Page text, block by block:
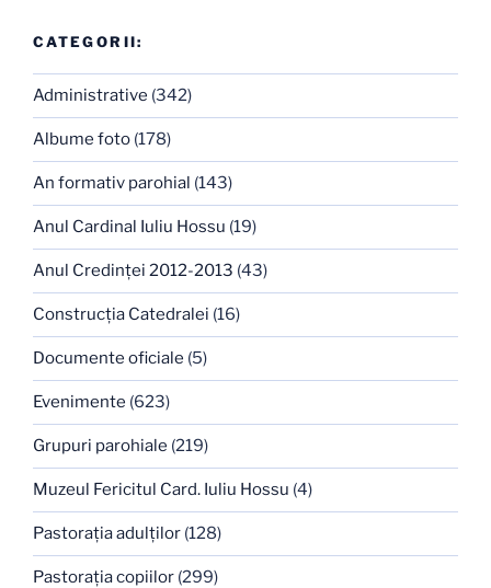
CATEGORII:
Administrative (342)
Albume foto (178)
An formativ parohial (143)
Anul Cardinal Iuliu Hossu (19)
Anul Credinţei 2012-2013 (43)
Construcţia Catedralei (16)
Documente oficiale (5)
Evenimente (623)
Grupuri parohiale (219)
Muzeul Fericitul Card. Iuliu Hossu (4)
Pastoraţia adulţilor (128)
Pastoraţia copiilor (299)